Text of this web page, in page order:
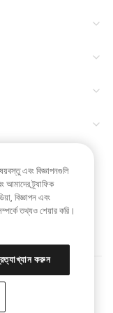
এবং বিজ্ঞাপনগুলি
আমাদের ট্র্যাফিক
বিজ্ঞাপন এবং
তথ্যও শেয়ার করি।
করুন